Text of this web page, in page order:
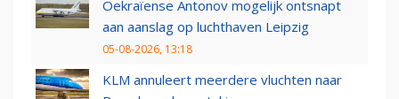
Oekraïense Antonov mogelijk ontsnapt
aan aanslag op luchthaven Leipzig
05-08-2026, 13:18
KLM annuleert meerdere vluchten naar